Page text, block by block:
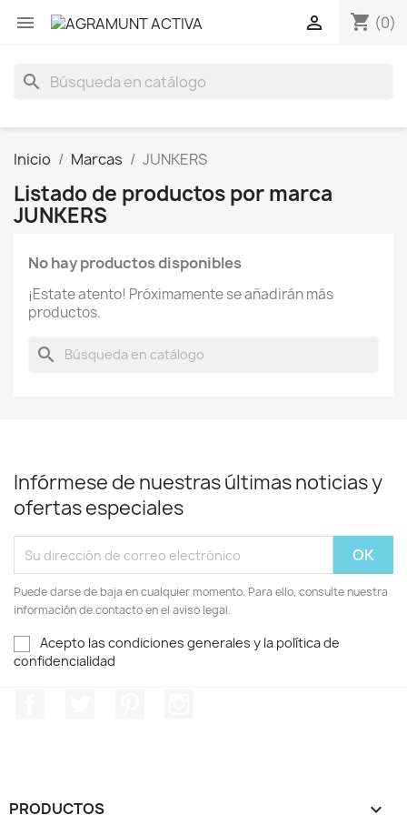
 shopping_cart (0)

search
Inicio Marcas JUNKERS
Listado de productos por marca
JUNKERS
No hay productos disponibles
¡Estate atento! Próximamente se añadirán más
productos.
search
Infórmese de nuestras últimas noticias y
ofertas especiales
Puede darse de baja en cualquier momento. Para ello, consulte nuestra
información de contacto en el aviso legal.
Acepto las condiciones generales y la política de
confidencialidad
PRODUCTOS 